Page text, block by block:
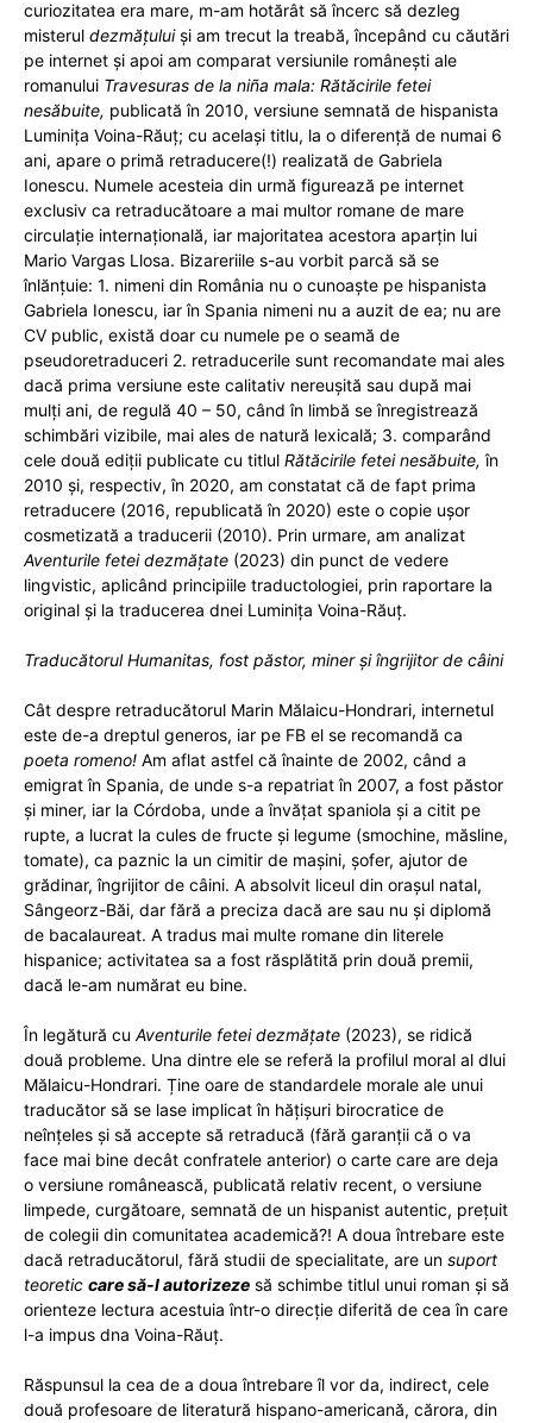
curiozitatea era mare, m-am hotărât să încerc să dezleg
misterul dezmățuluiși am trecut la treabă, începând cu căutări
pe internet și apoi am comparat versiunile românești ale
romanului Travesuras de la niña mala: Rătăcirile fetei
nesăbuite, publicată în 2010, versiune semnată de hispanista
Luminița Voina-Răuț; cu același titlu, la o diferență de numai 6
ani, apare o primă retraducere(!) realizată de Gabriela
Ionescu. Numele acesteia din urmă figurează pe internet
exclusiv ca retraducătoare a mai multor romane de mare
circulație internațională, iar majoritatea acestora aparțin lui
Mario Vargas Llosa. Bizareriile s-au vorbit parcă să se
înlănțuie: 1. nimeni din România nu o cunoaște pe hispanista
Gabriela Ionescu, iar în Spania nimeni nu a auzit de ea; nu are
CV public, există doar cu numele pe o seamă de
pseudoretraduceri 2. retraducerile sunt recomandate mai ales
dacă prima versiune este calitativ nereușită sau după mai
mulți ani, de regulă 40 – 50, când în limbă se înregistrează
schimbări vizibile, mai ales de natură lexicală; 3. comparând
cele două ediții publicate cu titlul Rătăcirile fetei nesăbuite,în
2010 și, respectiv, în 2020, am constatat că de fapt prima
retraducere (2016, republicată în 2020) este o copie ușor
cosmetizată a traducerii (2010). Prin urmare, am analizat
Aventurile fetei dezmățate (2023) din punct de vedere
lingvistic, aplicând principiile traductologiei, prin raportare la
original și la traducerea dnei Luminița Voina-Răuț.
Traducătorul Humanitas, fost păstor, miner și îngrijitor de câini
Cât despre retraducătorul Marin Mălaicu-Hondrari, internetul
este de-a dreptul generos, iar pe FB el se recomandă ca
poeta romeno! Am aflat astfel că înainte de 2002, când a
emigrat în Spania, de unde s-a repatriat în 2007, a fost păstor
și miner, iar la Córdoba, unde a învățat spaniola și a citit pe
rupte, a lucrat la cules de fructe și legume (smochine, măsline,
tomate), ca paznic la un cimitir de mașini, șofer, ajutor de
grădinar, îngrijitor de câini. A absolvit liceul din orașul natal,
Sângeorz-Băi, dar fără a preciza dacă are sau nu și diplomă
de bacalaureat. A tradus mai multe romane din literele
hispanice; activitatea sa a fost răsplătită prin două premii,
dacă le-am numărat eu bine.
În legătură cu Aventurile fetei dezmățate (2023), se ridică
două probleme. Una dintre ele se referă la profilul moral al dlui
Mălaicu-Hondrari. Ține oare de standardele morale ale unui
traducător să se lase implicat în hățișuri birocratice de
neînțeles și să accepte să retraducă (fără garanții că o va
face mai bine decât confratele anterior) o carte care are deja
o versiune românească, publicată relativ recent, o versiune
limpede, curgătoare, semnată de un hispanist autentic, prețuit
de colegii din comunitatea academică?! A doua întrebare este
dacă retraducătorul, fără studii de specialitate, are un suport
teoretic care să-l autorizeze să schimbe titlul unui roman și să
orienteze lectura acestuia într-o direcție diferită de cea în care
l-a impus dna Voina-Răuț.
Răspunsul la cea de a doua întrebare îl vor da, indirect, cele
două profesoare de literatură hispano-americană, cărora, din